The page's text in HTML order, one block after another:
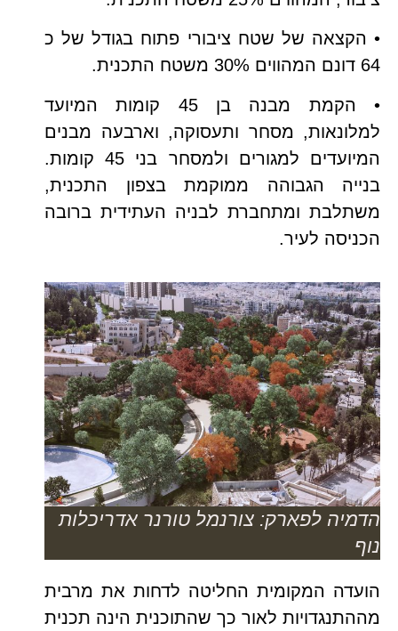
• הקצאה של שטח ציבורי פתוח בגודל של כ
64 דונם המהווים 30% משטח התכנית.
• הקמת מבנה בן 45 קומות המיועד
למלונאות, מסחר ותעסוקה, וארבעה מבנים
המיועדים למגורים ולמסחר בני 45 קומות.
בנייה הגבוהה ממוקמת בצפון התכנית,
משתלבת ומתחברת לבניה העתידית ברובה
הכניסה לעיר.
הדמיה לפארק: צורנמל טורנר אדריכלות
נוף
הועדה המקומית החליטה לדחות את מרבית
מההתנגדויות לאור כך שהתוכנית הינה תכנית